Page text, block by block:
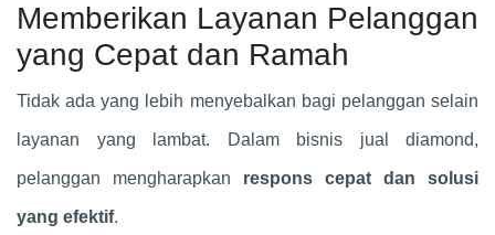
Memberikan Layanan Pelanggan
yang Cepat dan Ramah
Tidak ada yang lebih menyebalkan bagi pelanggan selain
layanan yang lambat. Dalam bisnis jual diamond,
pelanggan mengharapkan respons cepat dan solusi
yang efektif.